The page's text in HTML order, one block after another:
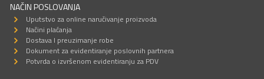
NAČIN POSLOVANJA
Uputstvo za online naručivanje proizvoda
Načini plaćanja
Dostava I preuzimanje robe
Dokument za evidentiranje poslovnih partnera
Potvrda o izvršenom evidentiranju za PDV